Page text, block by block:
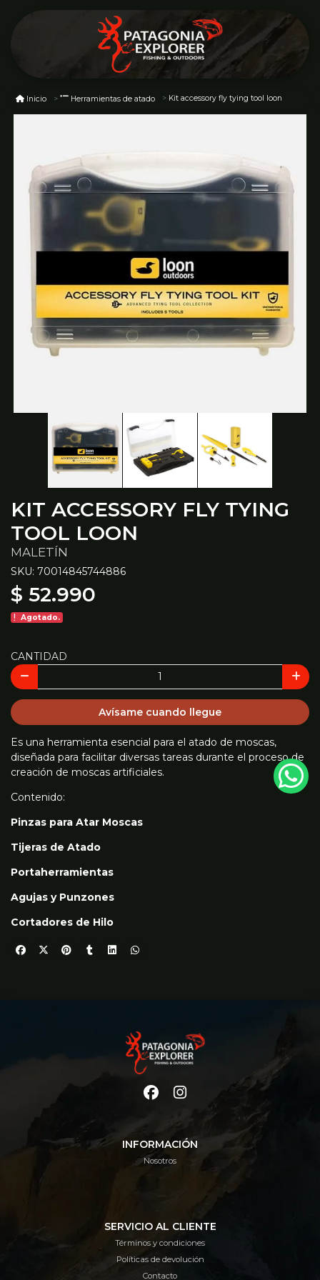
Inicio Herramientas de atado Kit accessory fly tying tool loon
KIT ACCESSORY FLY TYING
TOOL LOON
MALETÍN
SKU: 70014845744886
$ 52.990
Agotado.
CANTIDAD
Avísame cuando llegue
Es una herramienta esencial para el atado de moscas,
diseñada para facilitar diversas tareas durante el proceso de
creación de moscas artificiales.
Contenido:
Pinzas para Atar Moscas
Tijeras de Atado
Portaherramientas
Agujas y Punzones
Cortadores de Hilo
INFORMACIÓN
Nosotros
SERVICIO AL CLIENTE
Términos y condiciones
Políticas de devolución
Contacto